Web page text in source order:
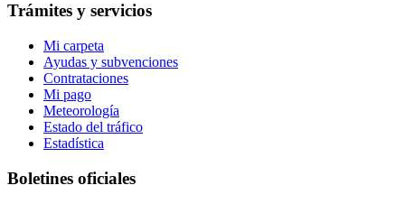
Trámites y servicios
Mi carpeta
Ayudas y subvenciones
Contrataciones
Mi pago
Meteorología
Estado del tráfico
Estadística
Boletines oficiales